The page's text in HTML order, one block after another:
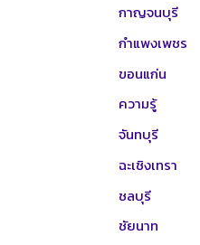
กาญจนบุรี
กำแพงเพชร
ขอนแก่น
ความรู้
จันทบุรี
ฉะเชิงเทรา
ชลบุรี
ชัยนาท